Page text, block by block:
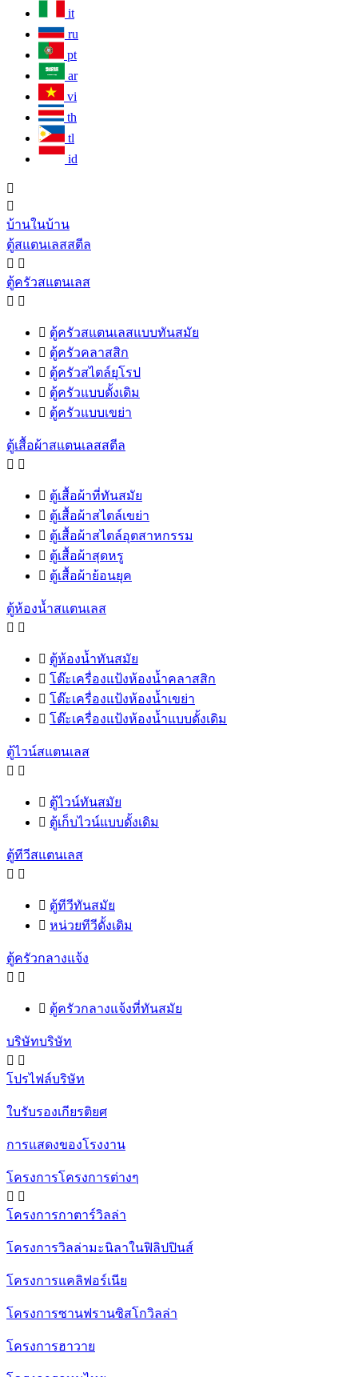
it
ru
pt
ar
vi
th
tl
id


บ้านในบ้าน
ตู้สแตนเลสสตีล
 
ตู้ครัวสแตนเลส
 
 ตู้ครัวสแตนเลสแบบทันสมัย
 ตู้ครัวคลาสสิก
 ตู้ครัวสไตล์ยุโรป
 ตู้ครัวแบบดั้งเดิม
 ตู้ครัวแบบเขย่า
ตู้เสื้อผ้าสแตนเลสสตีล
 
 ตู้เสื้อผ้าที่ทันสมัย
 ตู้เสื้อผ้าสไตล์เขย่า
 ตู้เสื้อผ้าสไตล์อุตสาหกรรม
 ตู้เสื้อผ้าสุดหรู
 ตู้เสื้อผ้าย้อนยุค
ตู้ห้องน้ำสแตนเลส
 
 ตู้ห้องน้ำทันสมัย
 โต๊ะเครื่องแป้งห้องน้ำคลาสสิก
 โต๊ะเครื่องแป้งห้องน้ำเขย่า
 โต๊ะเครื่องแป้งห้องน้ำแบบดั้งเดิม
ตู้ไวน์สแตนเลส
 
 ตู้ไวน์ทันสมัย
 ตู้เก็บไวน์แบบดั้งเดิม
ตู้ทีวีสแตนเลส
 
 ตู้ทีวีทันสมัย
 หน่วยทีวีดั้งเดิม
ตู้ครัวกลางแจ้ง
 
 ตู้ครัวกลางแจ้งที่ทันสมัย
บริษัทบริษัท
 
โปรไฟล์บริษัท
ใบรับรองเกียรติยศ
การแสดงของโรงงาน
โครงการโครงการต่างๆ
 
โครงการกาตาร์วิลล่า
โครงการวิลล่ามะนิลาในฟิลิปปินส์
โครงการแคลิฟอร์เนีย
โครงการซานฟรานซิสโกวิลล่า
โครงการฮาวาย